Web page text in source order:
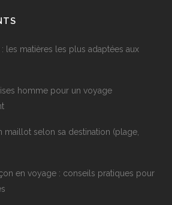
les matières les plus adaptées aux
homme pour un voyage
maillot selon sa destination (plage,
en voyage : conseils pratiques pour